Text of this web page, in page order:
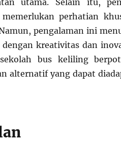
perhatian
pengalaman ini
kreativitas dan
bus keliling
alternatif yang dapat